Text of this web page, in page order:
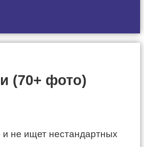
(70+ фото)
и не ищет нестандартных